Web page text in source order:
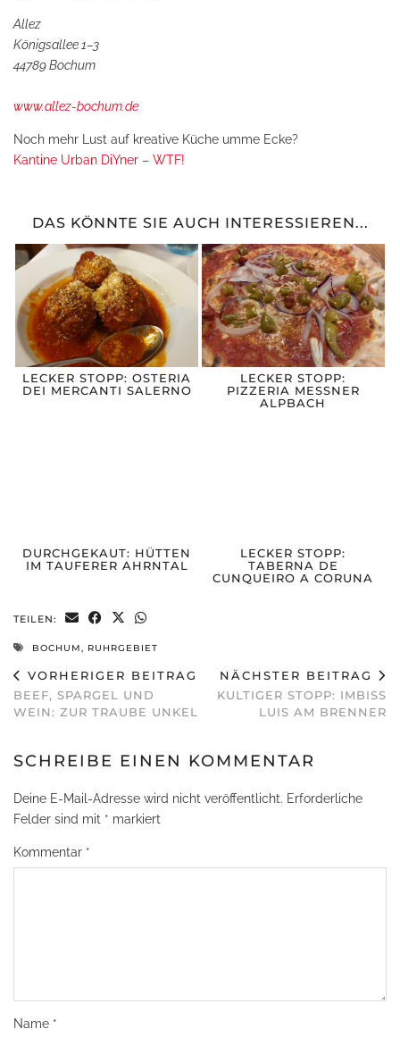
Allez
Königsallee 1–3
44789 Bochum
www.allez-bochum.de
Noch mehr Lust auf kreative Küche umme Ecke?
Kantine Urban DiYner – WTF!
DAS KÖNNTE SIE AUCH INTERESSIEREN...
LECKER STOPP: OSTERIA
DEI MERCANTI SALERNO
LECKER STOPP:
PIZZERIA MESSNER
ALPBACH
DURCHGEKAUT: HÜTTEN
IM TAUFERER AHRNTAL
LECKER STOPP:
TABERNA DE
CUNQUEIRO A CORUNA
TEILEN:
BOCHUM , RUHRGEBIET
VORHERIGER BEITRAG
BEEF, SPARGEL UND
WEIN: ZUR TRAUBE UNKEL
NÄCHSTER BEITRAG
KULTIGER STOPP: IMBISS
LUIS AM BRENNER
SCHREIBE EINEN KOMMENTAR
Deine E-Mail-Adresse wird nicht veröffentlicht. Erforderliche
Felder sind mit * markiert
Kommentar *
Name *